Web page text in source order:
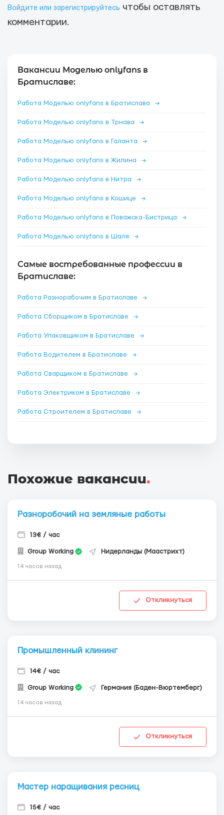
Войдите или зарегистрируйтесь чтобы оставлять
комментарии.
Вакансии Моделью onlyfans в
Братиславе:
Работа Моделью onlyfans в Братислава →
Работа Моделью onlyfans в Трнава →
Работа Моделью onlyfans в Галанта →
Работа Моделью onlyfans в Жилина →
Работа Моделью onlyfans в Нитра →
Работа Моделью onlyfans в Кошице →
Работа Моделью onlyfans в Поважска-Бистрица →
Работа Моделью onlyfans в Шаля →
Самые востребованные профессии в
Братиславе:
Работа Разнорабочим в Братиславе →
Работа Сборщиком в Братиславе →
Работа Упаковщиком в Братиславе →
Работа Водителем в Братиславе →
Работа Сварщиком в Братиславе →
Работа Электриком в Братиславе →
Работа Строителем в Братиславе →
Похожие вакансии.
Разноробочий на земляные работы
13€ / час
Group Working Нидерланды (Маастрихт)
14 часов назад
Откликнуться
Промышленный клининг
14€ / час
Group Working Германия (Баден-Вюртемберг)
14 часов назад
Откликнуться
Мастер наращивания ресниц
15€ / час